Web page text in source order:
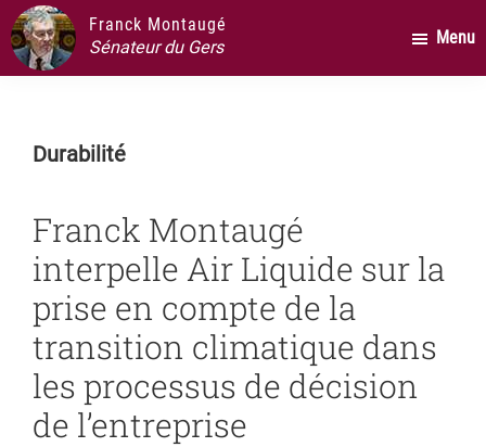
Passer
au
contenu
Passer
la
latérale
Passer
au
pied
page
Franck Montaugé
Sénateur du Gers
Menu
Durabilité
Franck Montaugé
interpelle Air Liquide sur la
prise en compte de la
transition climatique dans
les processus de décision
de l’entreprise